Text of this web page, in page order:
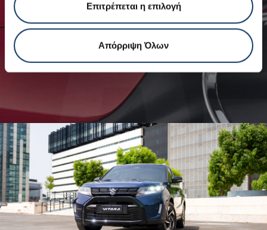
Επιτρέπεται η επιλογή
Απόρριψη Όλων
ΚΑΤΑΛΟΓΟΣ ΑΞΕΣΟΥΑΡ